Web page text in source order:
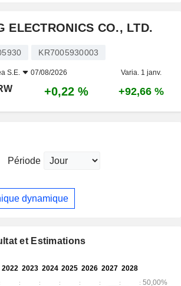
ELECTRONICS CO., LTD.
KR7005930003
S.E. 07/08/2026 Varia. 1 janv.
+0,22 % +92,66 %
Période
dynamique
et Estimations